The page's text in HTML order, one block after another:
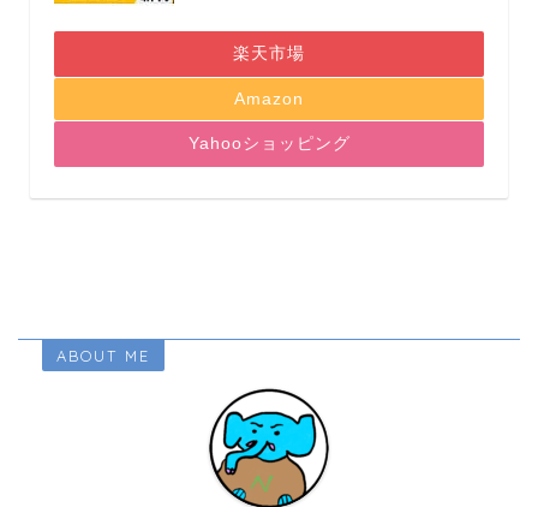
楽天市場
Amazon
Yahooショッピング
ABOUT ME